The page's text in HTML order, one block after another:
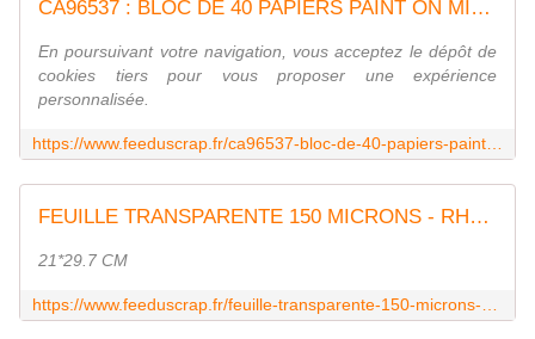
CA96537 : BLOC DE 40 PAPIERS PAINT ON MIX MEDIA Fée du scrap
En poursuivant votre navigation, vous acceptez le dépôt de
cookies tiers pour vous proposer une expérience
personnalisée.
FEUILLE TRANSPARENTE 150 MICRONS - RHODOID - ACETATE
21*29.7 CM